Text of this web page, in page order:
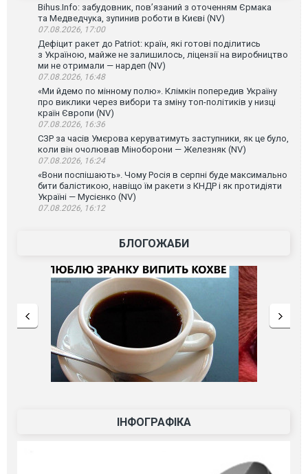
Bihus.Info: забудовник, пов’язаний з оточенням Єрмака
та Медведчука, зупинив роботи в Києві (NV)
07.08.2026, 17:00
Дефіцит ракет до Patriot: країн, які готові поділитись
з Україною, майже не залишилось, ліцензії на виробництво
ми не отримали — нардеп (NV)
07.08.2026, 16:48
«Ми йдемо по мінному полю». Клімкін попередив Україну
про виклики через вибори та зміну топ-політиків у низці
країн Європи (NV)
07.08.2026, 16:36
СЗР за часів Умєрова керуватимуть заступники, як це було,
коли він очолював Міноборони — Железняк (NV)
07.08.2026, 16:24
«Вони поспішають». Чому Росія в серпні буде максимально
бити балістикою, навіщо їм ракети з КНДР і як протидіяти
Україні — Мусієнко (NV)
07.08.2026, 16:12
БЛОГОЖАБИ
ІНФОГРАФІКА